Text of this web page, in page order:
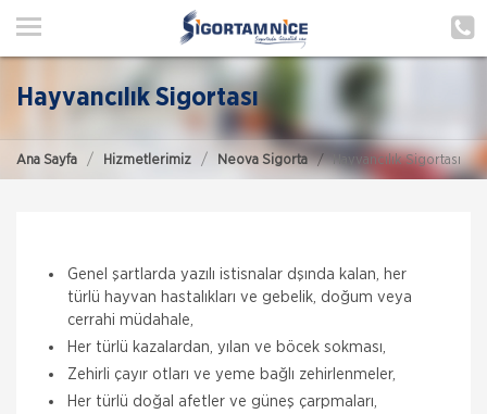
ANA SAYFA
POLIÇE HATIRLAT
ŞUBE BAŞVURUSU
MÜŞTERI GIRIŞI
Hayvancılık Sigortası
Ana Sayfa Hizmetlerimiz Neova Sigorta Hayvancılık Sigortası
Genel şartlarda yazılı istisnalar dşında kalan, her
türlü hayvan hastalıkları ve gebelik, doğum veya
cerrahi müdahale,
Her türlü kazalardan, yılan ve böcek sokması,
Zehirli çayır otları ve yeme bağlı zehirlenmeler,
Her türlü doğal afetler ve güneş çarpmaları,